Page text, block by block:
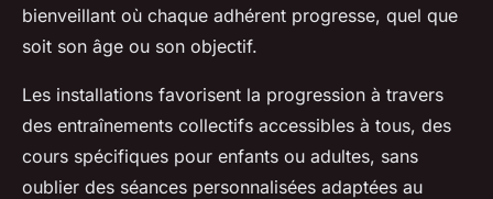
bienveillant où chaque adhérent progresse, quel que
soit son âge ou son objectif.
Les installations favorisent la progression à travers
des entraînements collectifs accessibles à tous, des
cours spécifiques pour enfants ou adultes, sans
oublier des séances personnalisées adaptées au